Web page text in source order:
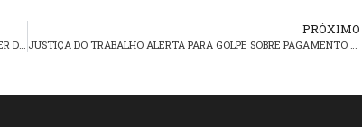
OUTUBRO ROSA 2024: MÊS DE PREVENÇÃO PRECOCE DO CÂNCER DE MAMA
PRÓXIMO
JUSTIÇA DO TRABALHO ALERTA PARA GOLPE SOBRE PAGAMENTO DE CUSTAS PROCESSUAIS